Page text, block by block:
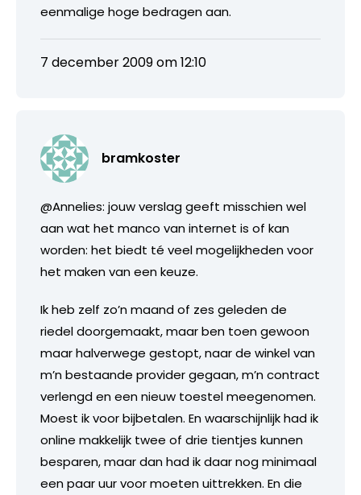
eenmalige hoge bedragen aan.
7 december 2009 om 12:10
bramkoster
@Annelies: jouw verslag geeft misschien wel
aan wat het manco van internet is of kan
worden: het biedt té veel mogelijkheden voor
het maken van een keuze.
Ik heb zelf zo’n maand of zes geleden de
riedel doorgemaakt, maar ben toen gewoon
maar halverwege gestopt, naar de winkel van
m’n bestaande provider gegaan, m’n contract
verlengd en een nieuw toestel meegenomen.
Moest ik voor bijbetalen. En waarschijnlijk had ik
online makkelijk twee of drie tientjes kunnen
besparen, maar dan had ik daar nog minimaal
een paar uur voor moeten uittrekken. En die